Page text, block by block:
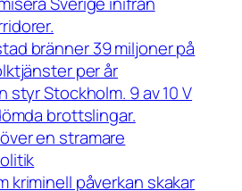
bränner 39 miljoner på
per år
styr Stockholm. 9 av 10 V
brottslingar.
en stramare
kriminell påverkan skakar